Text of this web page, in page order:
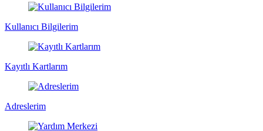
Kullanıcı Bilgilerim
Kayıtlı Kartlarım
Adreslerim